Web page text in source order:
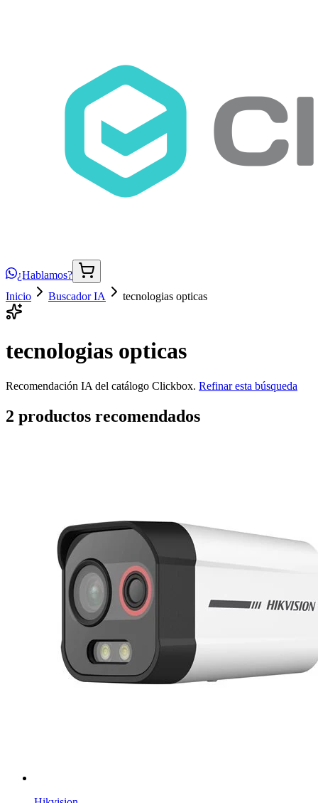
¿Hablamos?
Inicio
Buscador IA tecnologias opticas
tecnologias opticas
Recomendación IA del catálogo Clickbox. Refinar esta búsqueda
2 productos recomendados